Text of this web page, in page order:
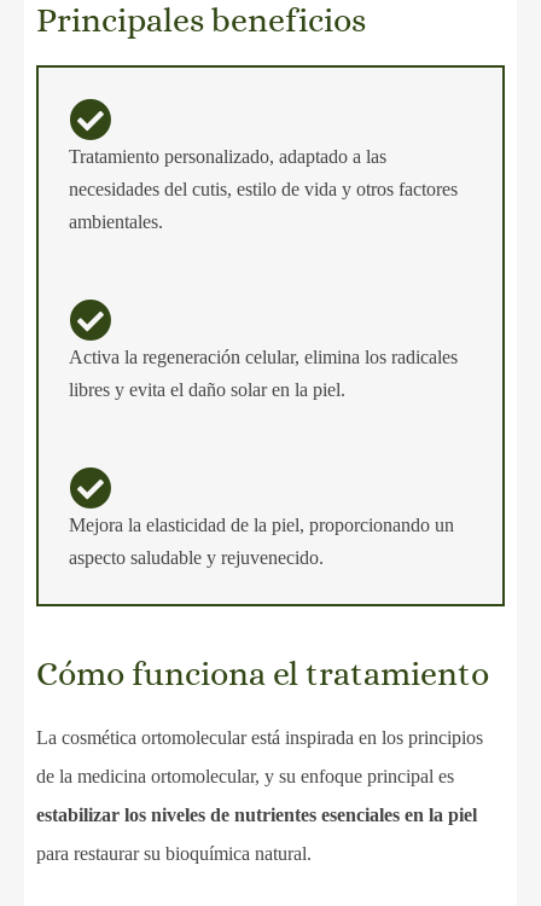
Principales beneficios
Tratamiento personalizado, adaptado a las
necesidades del cutis, estilo de vida y otros factores
ambientales.
Activa la regeneración celular, elimina los radicales
libres y evita el daño solar en la piel.
Mejora la elasticidad de la piel, proporcionando un
aspecto saludable y rejuvenecido.
Cómo funciona el tratamiento
La cosmética ortomolecular está inspirada en los principios
de la medicina ortomolecular, y su enfoque principal es
estabilizar los niveles de nutrientes esenciales en la piel
para restaurar su bioquímica natural.